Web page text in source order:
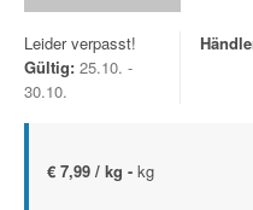
Leider verpasst!
Gültig: 25.10. -
30.10.
€ 7,99 / kg - kg